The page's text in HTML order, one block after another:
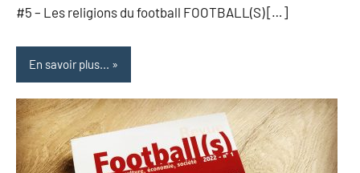
#5 – Les religions du football FOOTBALL(S) […]
En savoir plus...